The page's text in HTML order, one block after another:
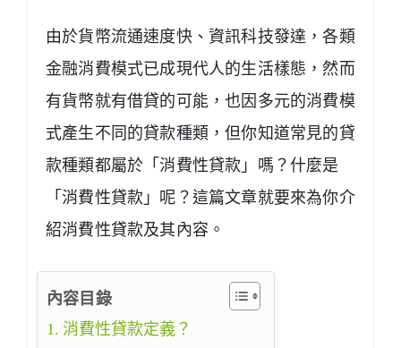
由於貨幣流通速度快、資訊科技發達，各類
金融消費模式已成現代人的生活樣態，然而
有貨幣就有借貸的可能，也因多元的消費模
式產生不同的貸款種類，但你知道常見的貸
款種類都屬於「消費性貸款」嗎？什麼是
「消費性貸款」呢？這篇文章就要來為你介
紹消費性貸款及其內容。
內容目錄
消費性貸款定義？